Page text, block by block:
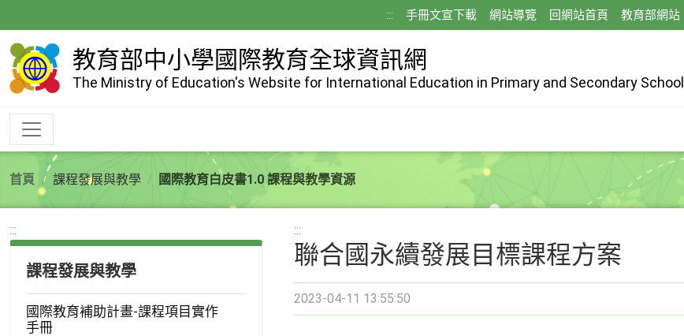
到
主
內
::: 手冊文宣下載 網站導覽 回網站首頁 教育部網站
教育部中小學國際教育全球資訊網
The Ministry of Education's Website for International Education in Primary and Secondary School
首頁 課程發展與教學 國際教育白皮書1.0 課程與教學資源
:::
課程發展與教學
國際教育補助計畫-課程項目實作
手冊
:::
聯合國永續發展目標課程方案
2023-04-11 13:55:50